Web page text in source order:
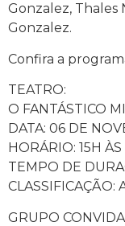
Gonzalez, Thales
Gonzalez.
Confira a
TEATRO:
O FANTÁSTICO
DATA: 06 DE
HORÁRIO: 15H ÀS
TEMPO DE
CLASSIFICAÇÃO:
GRUPO